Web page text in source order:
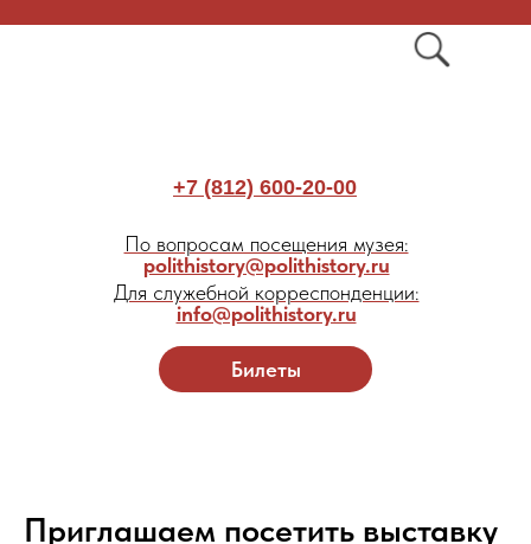
Билеты
+7 (812) 600-20-00
По вопросам посещения музея:
polithistory@polithistory.ru
Для служебной корреспонденции:
info@polithistory.ru
Приглашаем посетить выставку